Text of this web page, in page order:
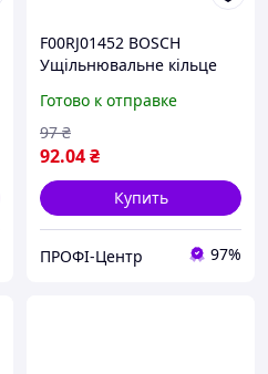
F00RJ01452 BOSCH
Ущільнювальне кільце
Готово к отправке
92.04₴
97 ₴
Купить
ПРОФІ-Центр 97%